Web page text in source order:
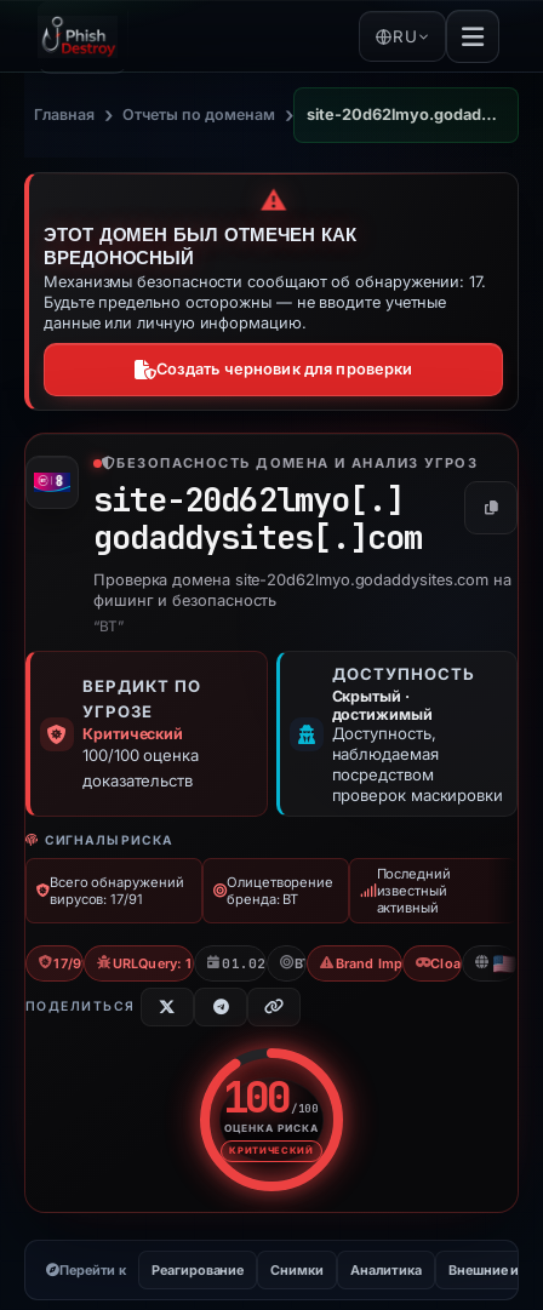
RU
Главная › Отчеты по доменам › site-20d62lmyo.godaddysites.com
⚠️
ЭТОТ ДОМЕН БЫЛ ОТМЕЧЕН КАК
ВРЕДОНОСНЫЙ
Механизмы безопасности сообщают об обнаружении: 17.
Будьте предельно осторожны — не вводите учетные
данные или личную информацию.
Создать черновик для проверки
БЕЗОПАСНОСТЬ ДОМЕНА И АНАЛИЗ УГРОЗ
site-20d62lmyo[.]
godaddysites[.] com
Проверка домена site-20d62lmyo.godaddysites.com на
фишинг и безопасность
“BT”
ВЕРДИКТ ПО
УГРОЗЕ
Критический
100/100 оценка
доказательств
ДОСТУПНОСТЬ
Скрытый ·
достижимый
Доступность,
наблюдаемая
посредством
проверок маскировки
СИГНАЛЫ РИСКА
Всего обнаружений
вирусов: 17/91
Олицетворение
бренда: BT
Последний
известный
активный
17/91 VTURLQuery: 100 detections
01.02.2026
BT Brand Impersonation
Cloaking
ПОДЕЛИТЬСЯ
100/100
ОЦЕНКА РИСКА
КРИТИЧЕСКИЙ
Оценка риска: 100 из 100.
Перейти к Реагирование Снимки Аналитика Внешние